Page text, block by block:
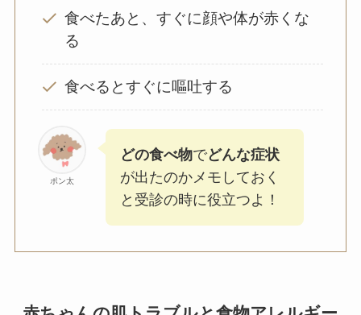
食べたあと、すぐに顔や体が赤くな
る
食べるとすぐに嘔吐する
ポン太
どの食べ物でどんな症状
が出たのかメモしておく
と受診の時に役立つよ！